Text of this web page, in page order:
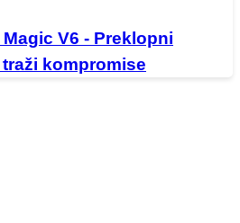
V6 - Preklopni
kompromise